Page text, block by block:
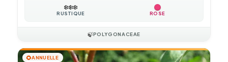
❄️❄️❄️
RUSTIQUE ROSE
🍃POLYGONACEAE
🌻ANNUELLE